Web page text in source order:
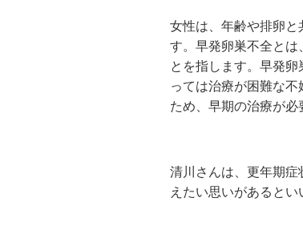
女性は、年齢や排卵と
す。早発卵巣不全とは
とを指します。早発
っては治療が困難な
ため、早期の治療が必
清川さんは、更年期
えたい思いがあるとい